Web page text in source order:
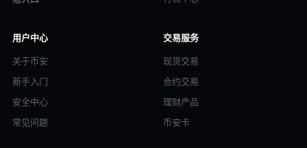
用户中心
关于币安
新手入门
安全中心
常见问题
交易服务
现货交易
合约交易
理财产品
币安卡